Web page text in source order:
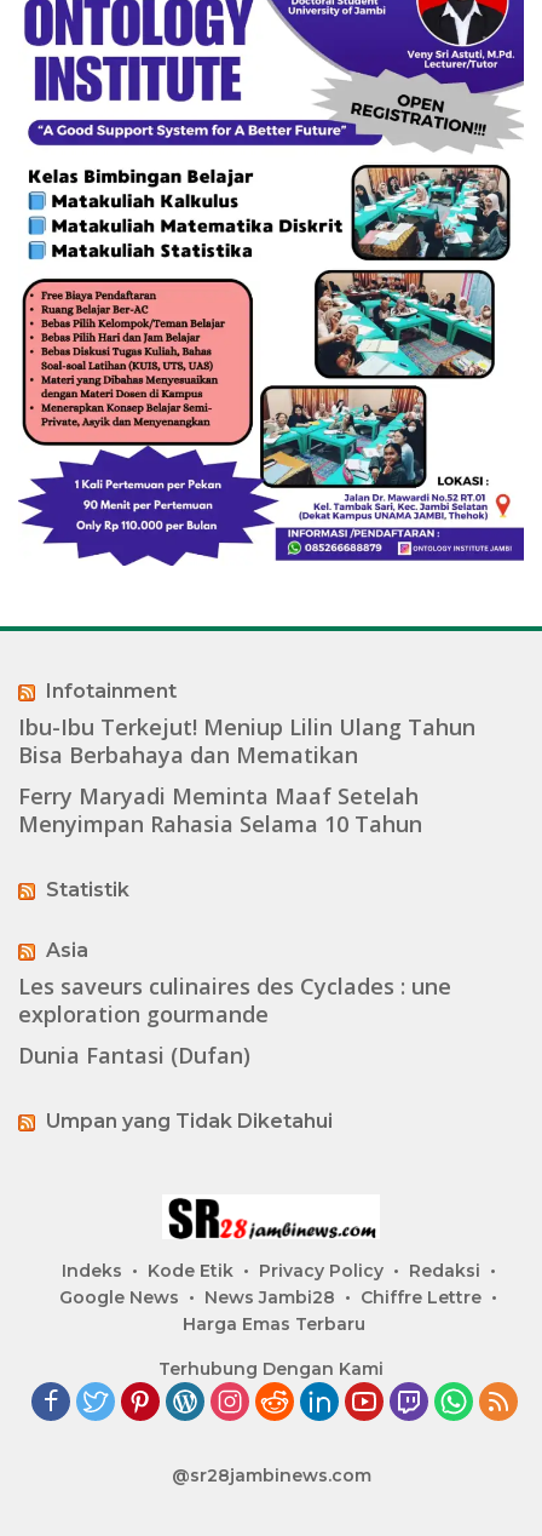
Infotainment
Ibu-Ibu Terkejut! Meniup Lilin Ulang Tahun
Bisa Berbahaya dan Mematikan
Ferry Maryadi Meminta Maaf Setelah
Menyimpan Rahasia Selama 10 Tahun
Statistik
Asia
Les saveurs culinaires des Cyclades : une
exploration gourmande
Dunia Fantasi (Dufan)
Umpan yang Tidak Diketahui
Indeks Kode Etik Privacy Policy
Redaksi
Google News
News Jambi28
Chiffre Lettre
Harga Emas Terbaru
Terhubung Dengan Kami
@sr28jambinews.com